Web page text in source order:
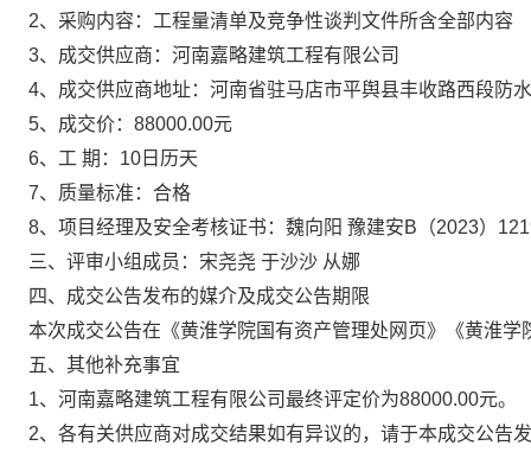
2、采购内容：工程量清单及竞争性谈判文件所含全部内容
3、成交供应商：河南嘉略建筑工程有限公司
4、成交供应商地址：河南省驻马店市平舆县丰收路西段防
5、成交价： 88000.00元
6、工 期：10日历天
7、质量标准：合格
8、项目经理及安全考核证书：魏向阳 豫建安B（2023）
三、 评审小组成员：宋尧尧 于沙沙 从娜
四、成交公告发布的媒介及成交公告期限
本次成交公告在《黄淮学院国有资产管理处 网页》《黄淮学
五、其他补充事宜
1、河南嘉略建筑工程有限公司最终评定价为88000.00元。
2、各有关供应商对成交结果如有异议的，请于本成交公告